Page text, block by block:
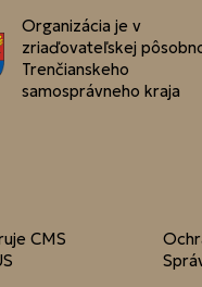
Organizácia je v
zriaďovateľskej
Trenčianskeho
samosprávneho kraja
CMS